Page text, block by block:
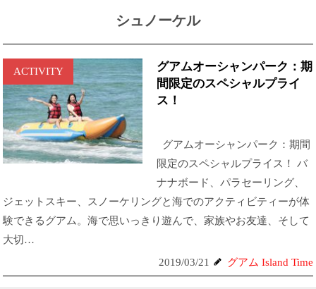
シュノーケル
ACTIVITY
グアムオーシャンパーク：期
間限定のスペシャルプライ
ス！
グアムオーシャンパーク：期間
限定のスペシャルプライス！ バ
ナナボード、パラセーリング、
ジェットスキー、スノーケリングと海でのアクティビティーが体
験できるグアム。海で思いっきり遊んで、家族やお友達、そして
大切…
2019/03/21
グアム Island Time